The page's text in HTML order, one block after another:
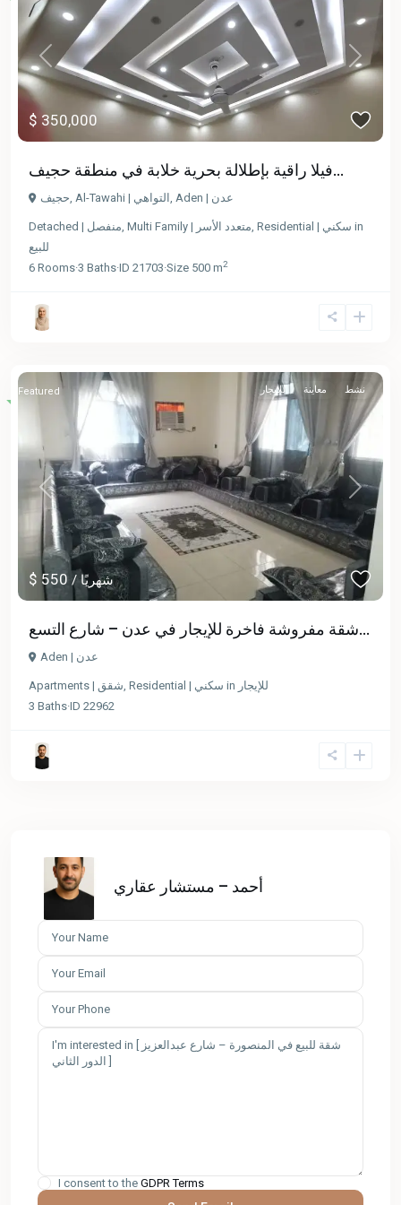
Previous Next
$ 350,000
فيلا راقية بإطلالة بحرية خلابة في منطقة حجيف...
حجيف, Al-Tawahi | التواهي , Aden | عدن
Detached | منفصل, Multi Family | متعدد الأسر, Residential | سكني in
للبيع
6 Rooms·3 Baths·ID 21703·Size 500 m2
Previous Next
$ 550 / شهريًا
للإيجار معاينة نشط Featured
شقة مفروشة فاخرة للإيجار في عدن – شارع التسع...
Aden | عدن
Apartments | شقق, Residential | سكني in للإيجار
3 Baths·ID 22962
أحمد – مستشار عقاري
I consent to the GDPR Terms